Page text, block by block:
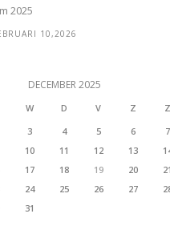
2025
10,2026
DECEMBER 2025
W D V Z
Z
3 4 5 6
7
10 11 12 13
17 18 19 20
21
24 25 26 27
31